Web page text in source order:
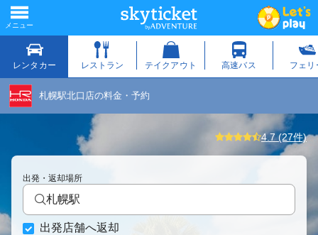
札幌駅北口店の料金・予約
4.7 (27件)
出発・返却場所
札幌駅
出発店舗へ返却